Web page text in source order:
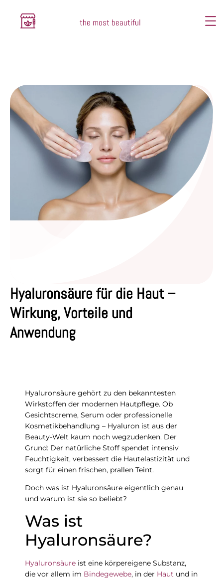
the most beautiful
Hyaluronsäure für die Haut –
Wirkung, Vorteile und
Anwendung
Hyaluronsäure gehört zu den bekanntesten
Wirkstoffen der modernen Hautpflege. Ob
Gesichtscreme, Serum oder professionelle
Kosmetikbehandlung – Hyaluron ist aus der
Beauty-Welt kaum noch wegzudenken. Der
Grund: Der natürliche Stoff spendet intensiv
Feuchtigkeit, verbessert die Hautelastizität und
sorgt für einen frischen, prallen Teint.
Doch was ist Hyaluronsäure eigentlich genau
und warum ist sie so beliebt?
Was ist
Hyaluronsäure?
Hyaluronsäure ist eine körpereigene Substanz,
die vor allem im Bindegewebe, in der Haut und in